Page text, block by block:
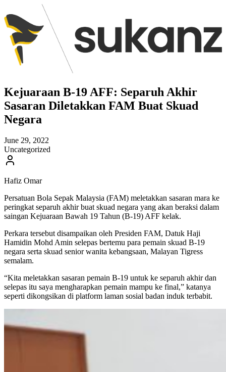
Kejuaraan B-19 AFF: Separuh Akhir
Sasaran Diletakkan FAM Buat Skuad
Negara
June 29, 2022
Uncategorized
Hafiz Omar
Persatuan Bola Sepak Malaysia (FAM) meletakkan sasaran mara ke
peringkat separuh akhir buat skuad negara yang akan beraksi dalam
saingan Kejuaraan Bawah 19 Tahun (B-19) AFF kelak.
Perkara tersebut disampaikan oleh Presiden FAM, Datuk Haji
Hamidin Mohd Amin selepas bertemu para pemain skuad B-19
negara serta skuad senior wanita kebangsaan, Malayan Tigress
semalam.
“Kita meletakkan sasaran pemain B-19 untuk ke separuh akhir dan
selepas itu saya mengharapkan pemain mampu ke final,” katanya
seperti dikongsikan di platform laman sosial badan induk terbabit.